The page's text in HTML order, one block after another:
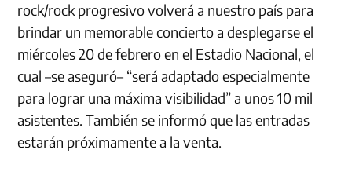
rock/rock progresivo volverá a nuestro país para
brindar un memorable concierto a desplegarse el
miércoles 20 de febrero en el Estadio Nacional, el
cual –se aseguró– “será adaptado especialmente
para lograr una máxima visibilidad” a unos 10 mil
asistentes. También se informó que las entradas
estarán próximamente a la venta.